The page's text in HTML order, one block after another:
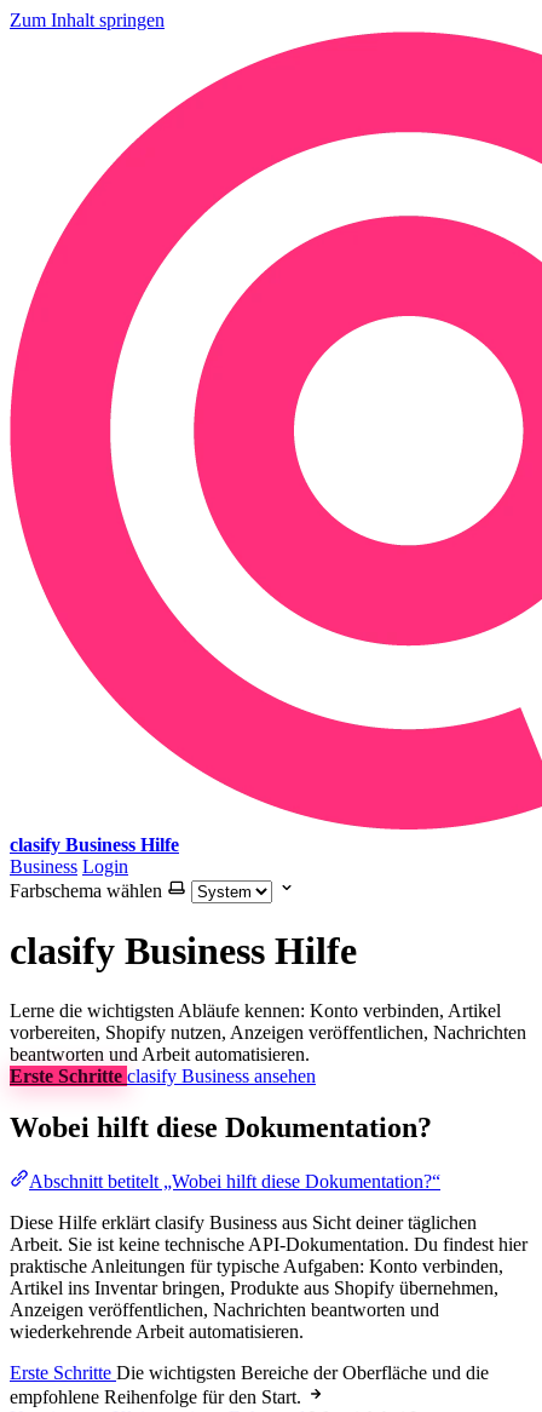
Zum Inhalt springen
clasify Business Hilfe
Business Login
Farbschema wählen
clasify Business Hilfe
Lerne die wichtigsten Abläufe kennen: Konto verbinden, Artikel
vorbereiten, Shopify nutzen, Anzeigen veröffentlichen, Nachrichten
beantworten und Arbeit automatisieren.
Erste Schritte clasify Business ansehen
Wobei hilft diese Dokumentation?
Abschnitt betitelt „Wobei hilft diese Dokumentation?“
Diese Hilfe erklärt clasify Business aus Sicht deiner täglichen
Arbeit. Sie ist keine technische API-Dokumentation. Du findest hier
praktische Anleitungen für typische Aufgaben: Konto verbinden,
Artikel ins Inventar bringen, Produkte aus Shopify übernehmen,
Anzeigen veröffentlichen, Nachrichten beantworten und
wiederkehrende Arbeit automatisieren.
Erste Schritte Die wichtigsten Bereiche der Oberfläche und die
empfohlene Reihenfolge für den Start.